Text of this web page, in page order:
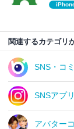
関連するカテゴリ
SNS・コ
SNSアプリ
アバター